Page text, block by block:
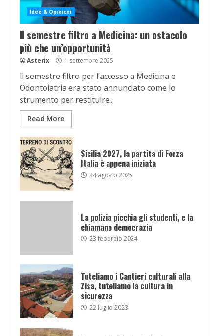
Idee & Opinioni
Il semestre filtro a Medicina: un ostacolo
più che un’opportunità
Asterix 1 settembre 2025
Il semestre filtro per l’accesso a Medicina e
Odontoiatria era stato annunciato come lo
strumento per restituire...
Read More
Sicilia 2027, la partita di Forza
Italia è appena iniziata
24 agosto 2025
La polizia picchia gli studenti, e la
chiamano democrazia
23 febbraio 2024
Tuteliamo i Cantieri culturali alla
Zisa, tuteliamo la cultura in
sicurezza
22 luglio 2023